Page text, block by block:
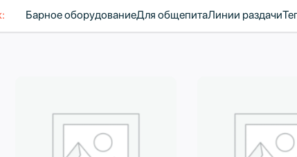
Барное оборудованиеДля общепитаЛинии раздачи